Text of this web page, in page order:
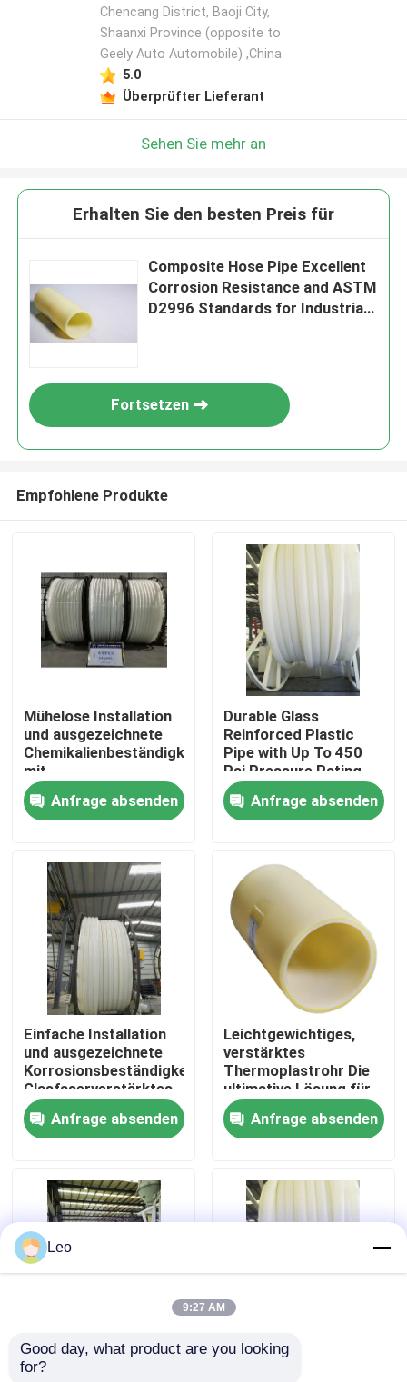
Produkte
VR Show
Über uns
Fabrik Tour
Qualitätskontrolle
Kontakt
Nachrichten
Verstärkte thermoplastische Rohre
Chencang District, Baoji City,
Shaanxi Province (opposite to
Geely Auto Automobile) ,China
5.0
Überprüfter Lieferant
Sehen Sie mehr an
Erhalten Sie den besten Preis für
Composite Hose Pipe Excellent
Corrosion Resistance and ASTM
D2996 Standards for Industrial
Fortsetzen
Empfohlene Produkte
Mühelose Installation
und ausgezeichnete
Chemikalienbeständigkeit
mit
glasfaserverstärkten
Kunststoffrohren
Anfrage absenden
Durable Glass
Reinforced Plastic
Pipe with Up To 450
Psi Pressure Rating
and 000-hour
Hydrostatic Test
Anfrage absenden
Einfache Installation
und ausgezeichnete
Korrosionsbeständigkeit
Glasfaserverstärktes
Kunststoffrohr mit
ausgezeichneter UV-
Beständigkeit
Anfrage absenden
Leichtgewichtiges,
verstärktes
Thermoplastrohr Die
ultimative Lösung für
10 Testanwendungen
Anfrage absenden
RTP-Rohr gegen
Abrasionen, Flexibles
Verformung von PE-
Leo
9:27 AM
Good day, what product are you looking
for?